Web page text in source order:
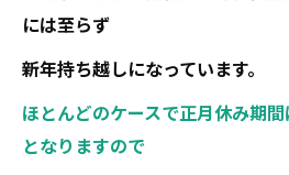
には至らず
新年持ち越しになっています。
ほとんどのケースで正月休み期
となりますので